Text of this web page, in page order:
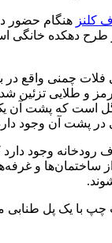
کلنز هنگام حضور
دهکده خانگی
چمنی واقع در
و طلایی تزئین
است که پشت آن
در پشت آن وجود
وجود دارد
ساختمان‌ها و
چپ با یک پل